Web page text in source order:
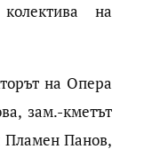
на
на Опера
зам.-кметът
Пламен Панов,